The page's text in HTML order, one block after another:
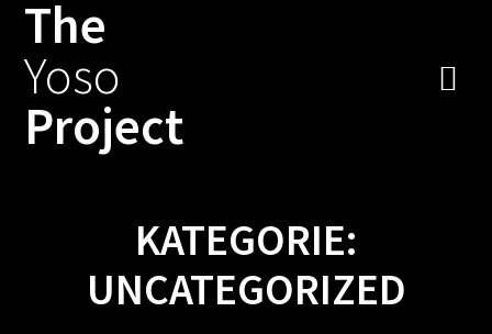
The
Yoso
Project
KATEGORIE:
UNCATEGORIZED